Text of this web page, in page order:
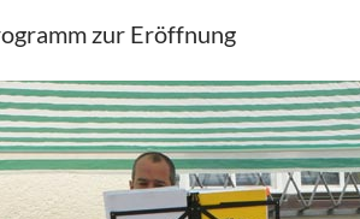
zur Eröffnung